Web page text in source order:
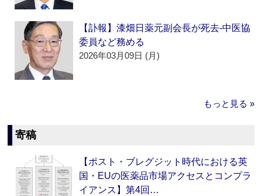
【訃報】漆畑日薬元副会長が死去‐中医協
委員など務める
2026年03月09日 (月)
もっと見る »
寄稿
【ポスト・ブレグジット時代における英
国・EUの医薬品市場アクセスとコンプラ
イアンス】第4回…